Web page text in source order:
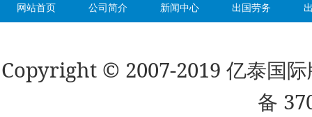
网站首页 公司简介 新闻中心 出国劳务
Copyright © 2007-2019 亿泰国
备